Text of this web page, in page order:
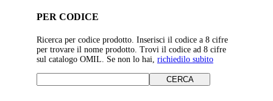
PER CODICE
Ricerca per codice prodotto. Inserisci il codice a 8 cifre
per trovare il nome prodotto. Trovi il codice ad 8 cifre
sul catalogo OMIL. Se non lo hai, richiedilo subito